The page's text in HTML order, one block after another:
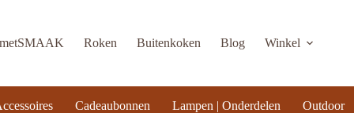
Roken Buitenkoken Blog Winkel
Cadeaubonnen Lampen | Onderdelen Outdoor